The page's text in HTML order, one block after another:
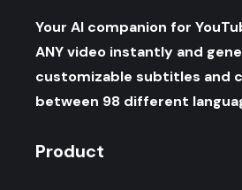
Your AI companion for
ANY video instantly and
customizable subtitles and
between 98 different
Product